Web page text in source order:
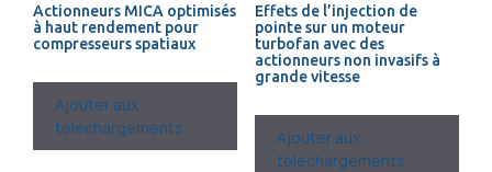
Actionneurs MICA optimisés
à haut rendement pour
compresseurs spatiaux
Ajouter aux
téléchargements
Effets de l’injection de
pointe sur un moteur
turbofan avec des
actionneurs non invasifs à
grande vitesse
Ajouter aux
téléchargements